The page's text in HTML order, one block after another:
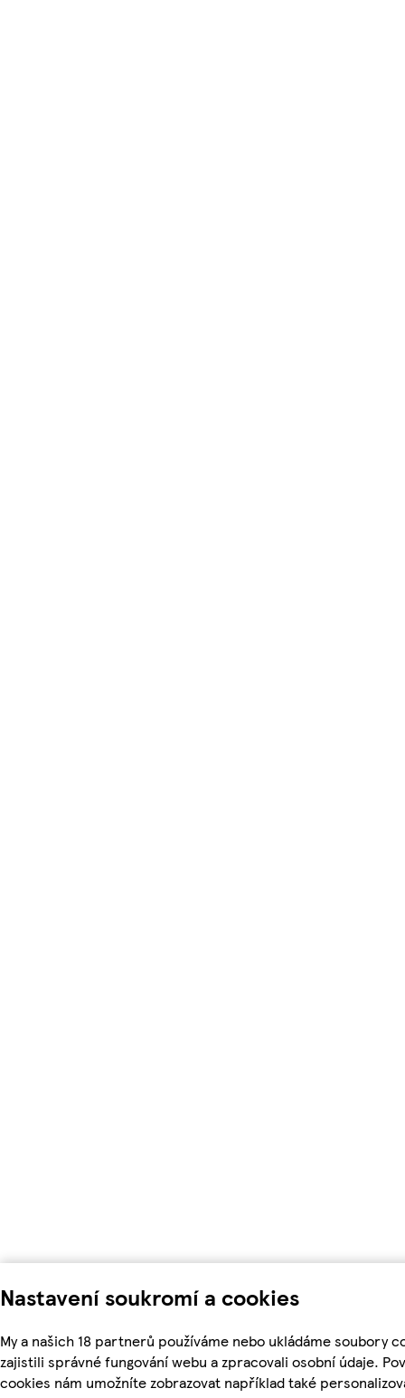
Nastavení soukromí a cookies
My a našich 18 partnerů používáme nebo ukládáme soubory
zajistili správné fungování webu a zpracovali osobní údaje.
cookies nám umožníte zobrazovat například také